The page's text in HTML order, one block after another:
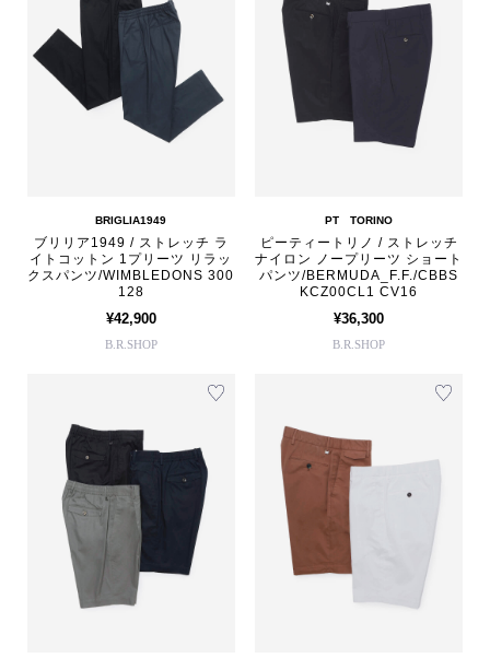
BRIGLIA1949
ブリリア1949 / ストレッチ ラ
イトコットン 1プリーツ リラッ
クスパンツ/WIMBLEDONS 300
128
¥42,900
B.R.SHOP
PT TORINO
ピーティートリノ / ストレッチ
ナイロン ノープリーツ ショート
パンツ/BERMUDA_F.F./CBBS
KCZ00CL1 CV16
¥36,300
B.R.SHOP